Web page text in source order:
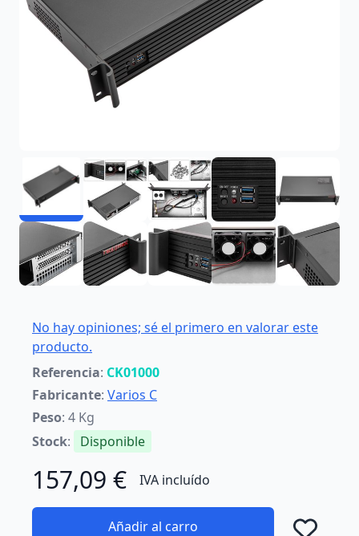
No hay opiniones; sé el primero en valorar este
producto.
Referencia: CK01000
Fabricante: Varios C
Peso: 4 Kg
Stock: Disponible
157,09 € IVA incluído
Añadir al carro